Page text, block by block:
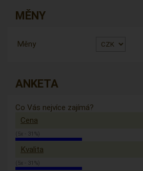
MĚNY
Měny
ANKETA
Co Vás nejvíce zajímá?
Cena
(5x - 31%)
Kvalita
(5x - 31%)